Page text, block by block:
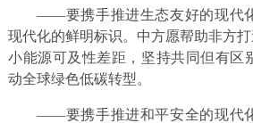
——要携手推进生态友好的现代化
现代化的鲜明标识。中方愿帮助非方
小能源可及性差距，坚持共同但有区
动全球绿色低碳转型。
——要携手推进和平安全的现代化